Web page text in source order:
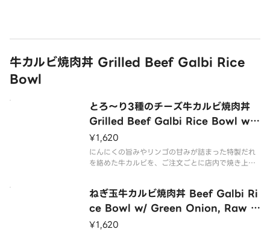
牛カルビ焼肉丼 Grilled Beef Galbi Rice
Bowl
とろ～り3種のチーズ牛カルビ焼肉丼
Grilled Beef Galbi Rice Bowl w/
3 Cheeses
¥1,620
にんにくの旨みやリンゴの甘みが詰まった特製だれ
を絡めた牛カルビを、ご注文ごとに店内で焼き上げ
ねぎ玉牛カルビ焼肉丼 Beef Galbi Ri
ce Bowl w/ Green Onion, Raw E
gg & Spicy Gochujang Sauce
¥1,620